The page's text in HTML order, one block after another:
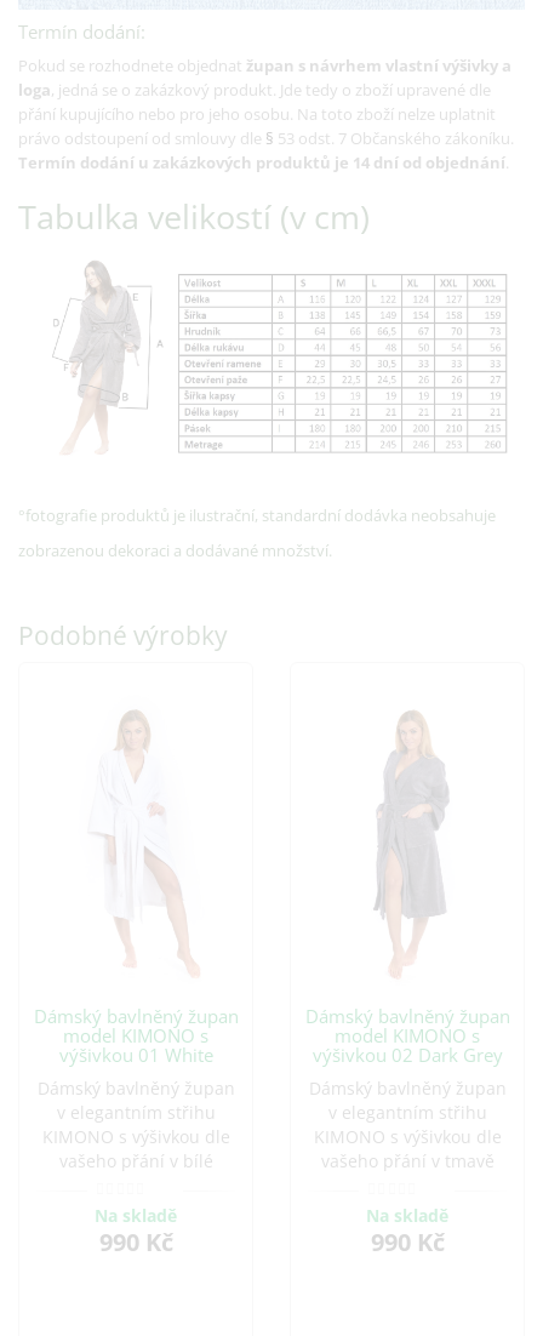
Termín dodání:
Pokud se rozhodnete objednat župan s návrhem vlastní výšivky a
loga, jedná se o zakázkový produkt. Jde tedy o zboží upravené dle
přání kupujícího nebo pro jeho osobu. Na toto zboží nelze uplatnit
právo odstoupení od smlouvy dle § 53 odst. 7 Občanského zákoníku.
Termín dodání u zakázkových produktů je 14 dní od objednání.
Tabulka velikostí (v cm)
°fotografie produktů je ilustrační, standardní dodávka neobsahuje
zobrazenou dekoraci a dodávané množství.
Podobné výrobky
Dámský bavlněný župan
model KIMONO s
výšivkou 01 White
Dámský bavlněný župan
v elegantním střihu
KIMONO s výšivkou dle
vašeho přání v bílé
pohodlné chvíle doma i
po koupeli. Vyroben z
kvalitní bavlny, která je
Na skladě
990 Kč
Dámský bavlněný župan
model KIMONO s
výšivkou 02 Dark Grey
Dámský bavlněný župan
v elegantním střihu
KIMONO s výšivkou dle
vašeho přání v tmavě
pohodlné chvíle doma i
po koupeli. Vyroben z
kvalitní bavlny, která je
Na skladě
990 Kč